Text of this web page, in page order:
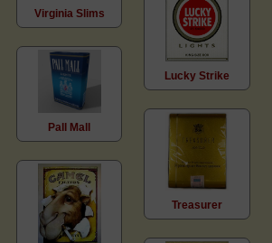
Virginia Slims
Pall Mall
Lucky Strike
Treasurer